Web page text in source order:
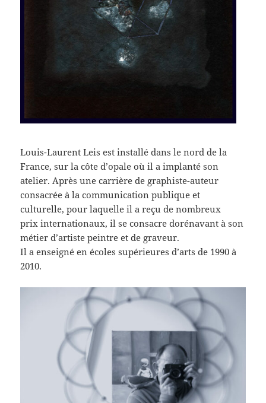
Louis-Laurent Leis est installé dans le nord de la
France, sur la côte d’opale où il a implanté son
atelier. Après une carrière de graphiste-auteur
consacrée à la communication publique et
culturelle, pour laquelle il a reçu de nombreux
prix internationaux, il se consacre dorénavant à son
métier d’artiste peintre et de graveur.
Il a enseigné en écoles supérieures d’arts de 1990 à
2010.